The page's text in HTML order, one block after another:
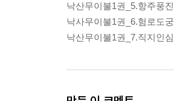
낙산무이불1권_5.항주풍진
낙사무이불1권_6.험로도궁
낙산무이불1권_7.직지인심